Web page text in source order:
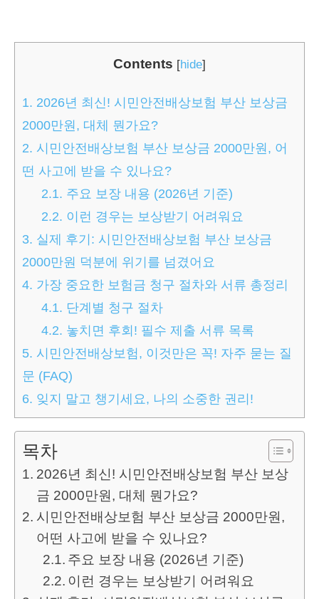
Contents [hide]
1. 2026년 최신! 시민안전배상보험 부산 보상금
2000만원, 대체 뭔가요?
2. 시민안전배상보험 부산 보상금 2000만원, 어
떤 사고에 받을 수 있나요?
2.1. 주요 보장 내용 (2026년 기준)
2.2. 이런 경우는 보상받기 어려워요
3. 실제 후기: 시민안전배상보험 부산 보상금
2000만원 덕분에 위기를 넘겼어요
4. 가장 중요한 보험금 청구 절차와 서류 총정리
4.1. 단계별 청구 절차
4.2. 놓치면 후회! 필수 제출 서류 목록
5. 시민안전배상보험, 이것만은 꼭! 자주 묻는 질
문 (FAQ)
6. 잊지 말고 챙기세요, 나의 소중한 권리!
목차
2026년 최신! 시민안전배상보험 부산 보상
금 2000만원, 대체 뭔가요?
시민안전배상보험 부산 보상금 2000만원,
어떤 사고에 받을 수 있나요?
주요 보장 내용 (2026년 기준)
이런 경우는 보상받기 어려워요